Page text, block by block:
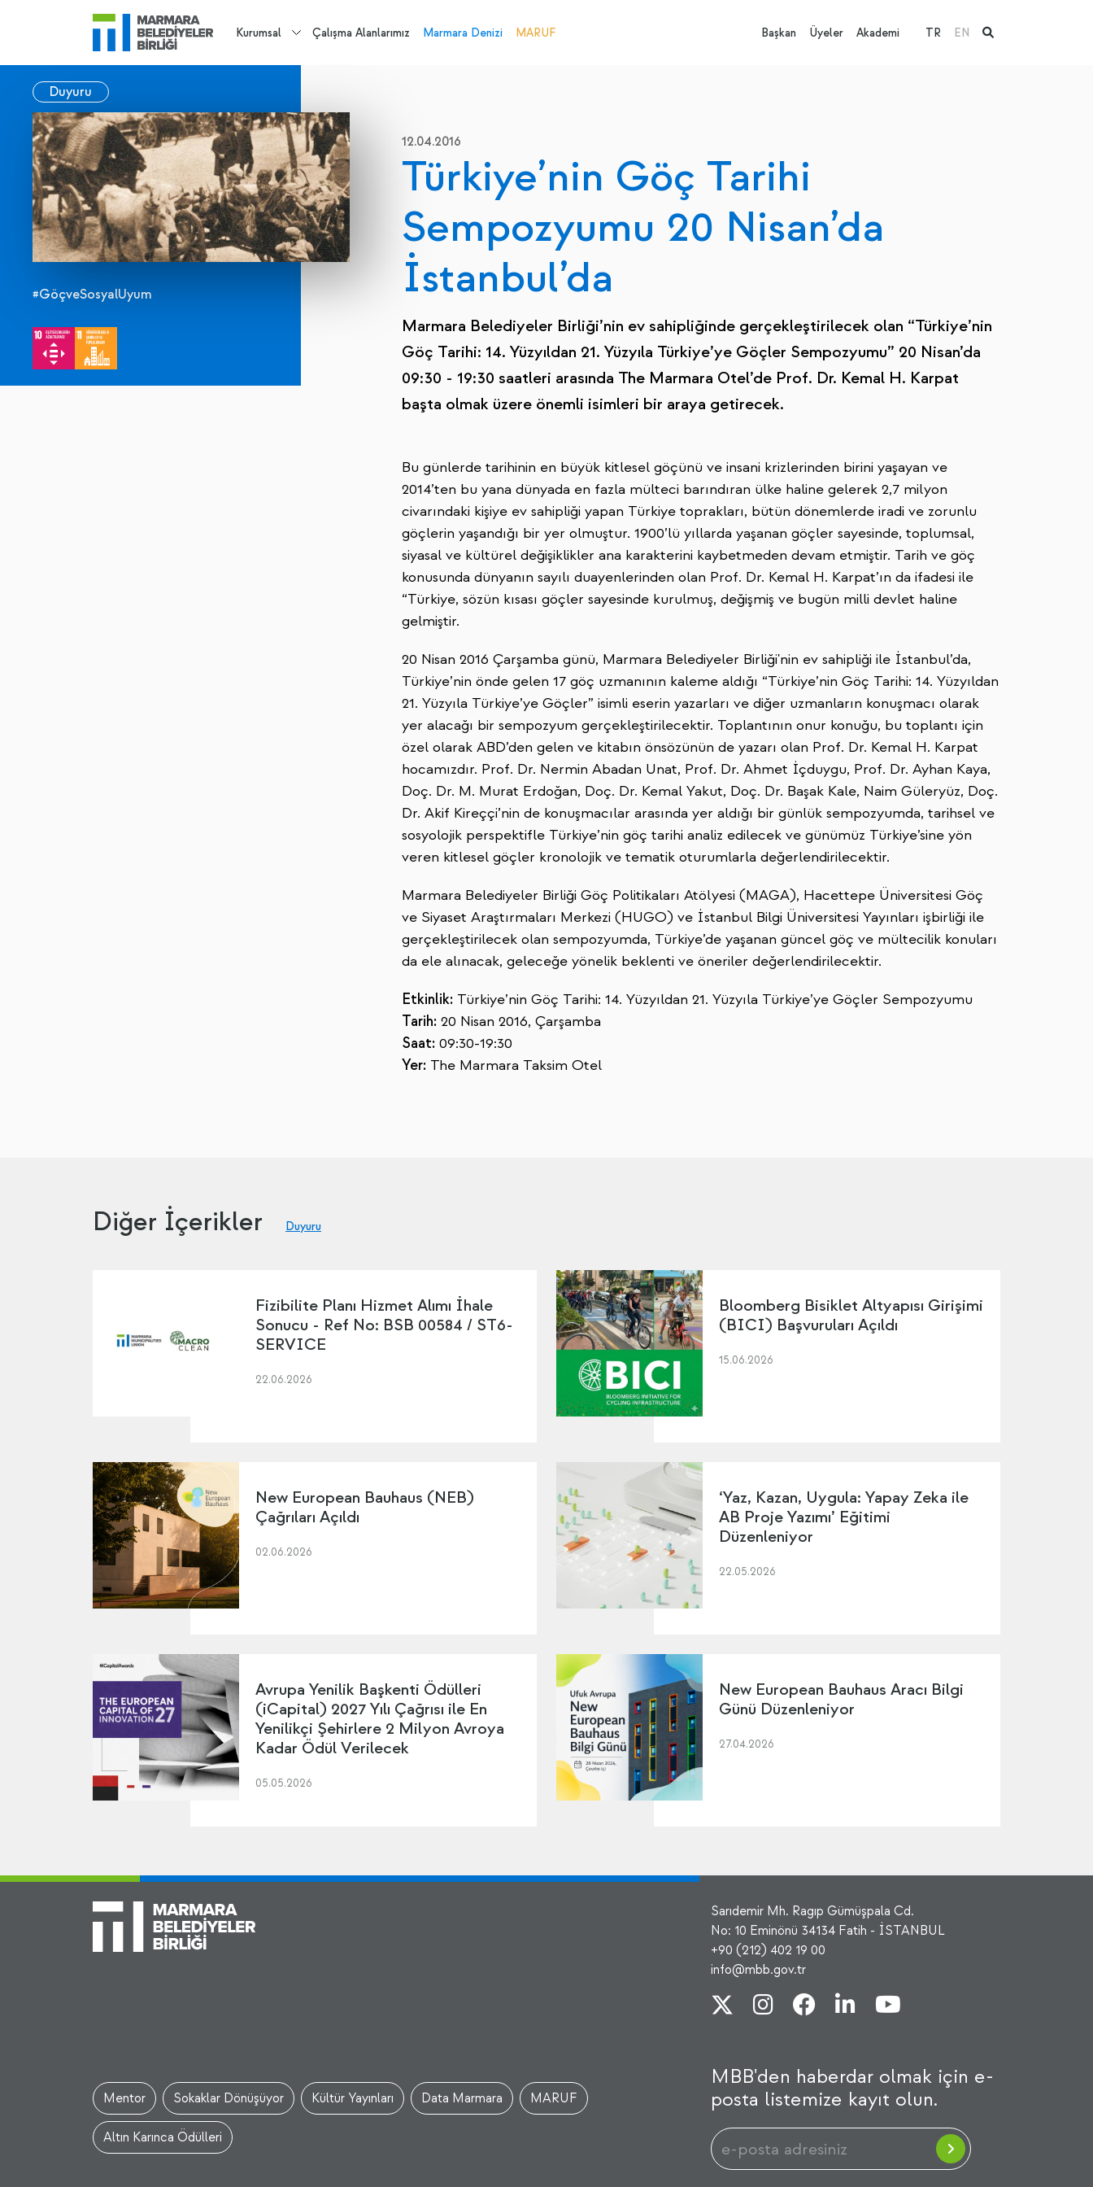
Kurumsal Çalışma Alanlarımız Marmara Denizi MARUF Başkan Üyeler Akademi TR EN
Duyuru
#GöçveSosyalUyum
12.04.2016
Türkiye’nin Göç Tarihi
Sempozyumu 20 Nisan’da
İstanbul’da
Marmara Belediyeler Birliği’nin ev sahipliğinde gerçekleştirilecek olan “Türkiye’nin
Göç Tarihi: 14. Yüzyıldan 21. Yüzyıla Türkiye’ye Göçler Sempozyumu” 20 Nisan’da
09:30 - 19:30 saatleri arasında The Marmara Otel’de Prof. Dr. Kemal H. Karpat
başta olmak üzere önemli isimleri bir araya getirecek.
Bu günlerde tarihinin en büyük kitlesel göçünü ve insani krizlerinden birini yaşayan ve
2014’ten bu yana dünyada en fazla mülteci barındıran ülke haline gelerek 2,7 milyon
civarındaki kişiye ev sahipliği yapan Türkiye toprakları, bütün dönemlerde iradi ve zorunlu
göçlerin yaşandığı bir yer olmuştur. 1900’lü yıllarda yaşanan göçler sayesinde, toplumsal,
siyasal ve kültürel değişiklikler ana karakterini kaybetmeden devam etmiştir. Tarih ve göç
konusunda dünyanın sayılı duayenlerinden olan Prof. Dr. Kemal H. Karpat’ın da ifadesi ile
“Türkiye, sözün kısası göçler sayesinde kurulmuş, değişmiş ve bugün milli devlet haline
gelmiştir.
20 Nisan 2016 Çarşamba günü, Marmara Belediyeler Birliği'nin ev sahipliği ile İstanbul’da,
Türkiye’nin önde gelen 17 göç uzmanının kaleme aldığı “Türkiye’nin Göç Tarihi: 14. Yüzyıldan
21. Yüzyıla Türkiye’ye Göçler” isimli eserin yazarları ve diğer uzmanların konuşmacı olarak
yer alacağı bir sempozyum gerçekleştirilecektir. Toplantının onur konuğu, bu toplantı için
özel olarak ABD’den gelen ve kitabın önsözünün de yazarı olan Prof. Dr. Kemal H. Karpat
hocamızdır. Prof. Dr. Nermin Abadan Unat, Prof. Dr. Ahmet İçduygu, Prof. Dr. Ayhan Kaya,
Doç. Dr. M. Murat Erdoğan, Doç. Dr. Kemal Yakut, Doç. Dr. Başak Kale, Naim Güleryüz, Doç.
Dr. Akif Kireççi’nin de konuşmacılar arasında yer aldığı bir günlük sempozyumda, tarihsel ve
sosyolojik perspektifle Türkiye’nin göç tarihi analiz edilecek ve günümüz Türkiye’sine yön
veren kitlesel göçler kronolojik ve tematik oturumlarla değerlendirilecektir.
Marmara Belediyeler Birliği Göç Politikaları Atölyesi (MAGA), Hacettepe Üniversitesi Göç
ve Siyaset Araştırmaları Merkezi (HUGO) ve İstanbul Bilgi Üniversitesi Yayınları işbirliği ile
gerçekleştirilecek olan sempozyumda, Türkiye’de yaşanan güncel göç ve mültecilik konuları
da ele alınacak, geleceğe yönelik beklenti ve öneriler değerlendirilecektir.
Etkinlik: Türkiye’nin Göç Tarihi: 14. Yüzyıldan 21. Yüzyıla Türkiye’ye Göçler Sempozyumu
Tarih: 20 Nisan 2016, Çarşamba
Saat: 09:30-19:30
Yer: The Marmara Taksim Otel
Diğer İçerikler Duyuru
Fizibilite Planı Hizmet Alımı İhale
Sonucu - Ref No: BSB 00584 / ST6-
SERVICE
22.06.2026
Bloomberg Bisiklet Altyapısı Girişimi
(BICI) Başvuruları Açıldı
15.06.2026
New European Bauhaus (NEB)
Çağrıları Açıldı
02.06.2026
‘Yaz, Kazan, Uygula: Yapay Zeka ile
AB Proje Yazımı’ Eğitimi
Düzenleniyor
22.05.2026
Avrupa Yenilik Başkenti Ödülleri
(iCapital) 2027 Yılı Çağrısı ile En
Yenilikçi Şehirlere 2 Milyon Avroya
Kadar Ödül Verilecek
05.05.2026
New European Bauhaus Aracı Bilgi
Günü Düzenleniyor
27.04.2026
Sarıdemir Mh. Ragıp Gümüşpala Cd.
No: 10 Eminönü 34134 Fatih - İSTANBUL
+90 (212) 402 19 00
info@mbb.gov.tr
Mentor Sokaklar Dönüşüyor Kültür Yayınları Data Marmara MARUF
Altın Karınca Ödülleri
MBB'den haberdar olmak için e-
posta listemize kayıt olun.